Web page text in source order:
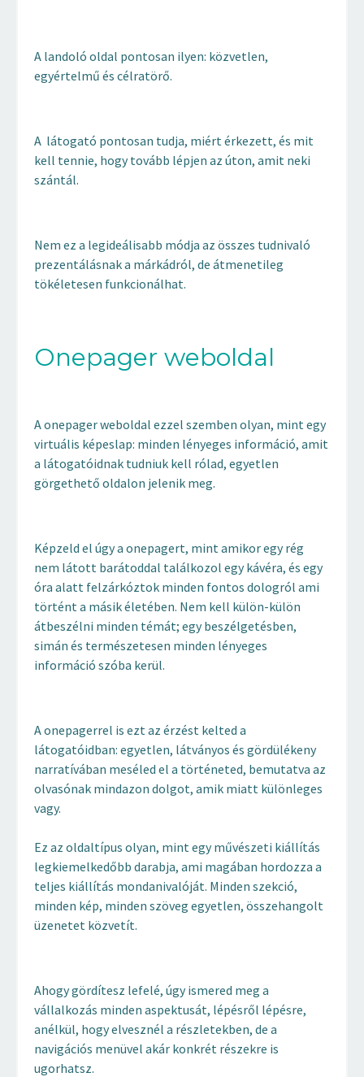
A landoló oldal pontosan ilyen: közvetlen,
egyértelmű és célratörő.
A látogató pontosan tudja, miért érkezett, és mit
kell tennie, hogy tovább lépjen az úton, amit neki
szántál.
Nem ez a legideálisabb módja az összes tudnivaló
prezentálásnak a márkádról, de átmenetileg
tökéletesen funkcionálhat.
Onepager weboldal
A onepager weboldal ezzel szemben olyan, mint egy
virtuális képeslap: minden lényeges információ, amit
a látogatóidnak tudniuk kell rólad, egyetlen
görgethető oldalon jelenik meg.
Képzeld el úgy a onepagert, mint amikor egy rég
nem látott barátoddal találkozol egy kávéra, és egy
óra alatt felzárkóztok minden fontos dologról ami
történt a másik életében. Nem kell külön-külön
átbeszélni minden témát; egy beszélgetésben,
simán és természetesen minden lényeges
információ szóba kerül.
A onepagerrel is ezt az érzést kelted a
látogatóidban: egyetlen, látványos és gördülékeny
narratívában meséled el a történeted, bemutatva az
olvasónak mindazon dolgot, amik miatt különleges
vagy.
Ez az oldaltípus olyan, mint egy művészeti kiállítás
legkiemelkedőbb darabja, ami magában hordozza a
teljes kiállítás mondanivalóját. Minden szekció,
minden kép, minden szöveg egyetlen, összehangolt
üzenetet közvetít.
Ahogy gördítesz lefelé, úgy ismered meg a
vállalkozás minden aspektusát, lépésről lépésre,
anélkül, hogy elvesznél a részletekben, de a
navigációs menüvel akár konkrét részekre is
ugorhatsz.